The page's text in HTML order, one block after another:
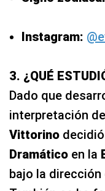
Instagram:
3. ¿QUÉ
Dado que
interpretación
Vittorino
Dramático en la
bajo la